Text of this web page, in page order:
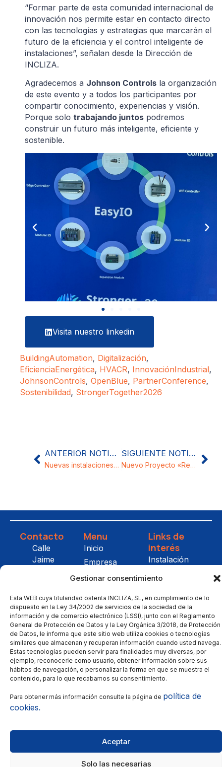
Gestionar consentimiento
Esta WEB cuya titularidad ostenta INCLIZA, SL, en cumplimiento de lo
dispuesto en la Ley 34/2002 de servicios de la sociedad de la
información y de comercio electrónico (LSSI), junto con el Reglamento
General de Protección de Datos y la Ley Orgánica 3/2018, de Protección
de Datos, le informa que este sitio web utiliza cookies o tecnologías
similares que almacenan y recuperan información cuando usted navega.
Estas tecnologías pueden servir para finalidades muy diversas, por
ejemplo, reconocerle como usuario, obtener información sobre sus
hábitos de navegación, o personalizar la forma en que se muestra el
contenido, para lo que recabamos su consentimiento.
Para obtener más información consulte la página de política de
cookies.
Aceptar
Solo las necesarias
“Formar parte de esta comunidad internacional de
innovación nos permite estar en contacto directo
con las tecnologías y estrategias que marcarán el
futuro de la eficiencia y el control inteligente de
instalaciones”, señalan desde la Dirección de
INCLIZA.
Agradecemos a Johnson Controls la organización
de este evento y a todos los participantes por
compartir conocimiento, experiencias y visión.
Porque solo trabajando juntos podremos
construir un futuro más inteligente, eficiente y
sostenible.
Visita nuestro linkedin
BuildingAutomation, Digitalización,
EficienciaEnergética, HVACR, InnovaciónIndustrial,
JohnsonControls, OpenBlue, PartnerConference,
Sostenibilidad, StrongerTogether2026
ANTERIOR NOTICIA
Nuevas instalaciones de SPhere en Pedrola
SIGUIENTE NOTICIA
Nuevo Proyecto «Reforma y ampliación del centro de salud de Barbastro»
Contacto
Calle
Jaime
50014
Zaragoza
incliza@incliza.com
976 473
535
Menu
Inicio
Empresa
Servicios
Blog
Contacto
Trabaja con
nosotros
Links de
interés
Instalación
Mantenimiento
Gestión
energética
Innovación
estratégica
Certificaciones
Canal de
denuncias
© Copyright 2025
Todos los derechos
Política de privacidad–